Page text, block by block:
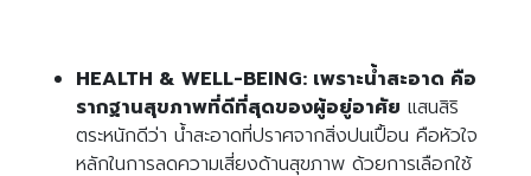
HEALTH & WELL-BEING: เพราะน้ำสะอาด คือ
รากฐานสุขภาพที่ดีที่สุดของผู้อยู่อาศัย แสนสิริ
ตระหนักดีว่า น้ำสะอาดที่ปราศจากสิ่งปนเปื้อน คือหัวใจ
หลักในการลดความเสี่ยงด้านสุขภาพ ด้วยการเลือกใช้